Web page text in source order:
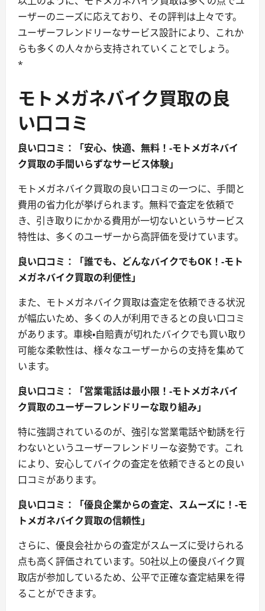
ーザーのニーズに応えており、その評判は上々です。
ユーザーフレンドリーなサービス設計により、これか
らも多くの人々から支持されていくことでしょう。
*
モトメガネバイク買取の良
い口コミ
良い口コミ：「安心、快適、無料！-モトメガネバイ
ク買取の手間いらずなサービス体験」
モトメガネバイク買取の良い口コミの一つに、手間と
費用の省力化が挙げられます。無料で査定を依頼で
き、引き取りにかかる費用が一切ないというサービス
特性は、多くのユーザーから高評価を受けています。
良い口コミ：「誰でも、どんなバイクでもOK！-モト
メガネバイク買取の利便性」
また、モトメガネバイク買取は査定を依頼できる状況
が幅広いため、多くの人が利用できるとの良い口コミ
があります。車検・自賠責が切れたバイクでも買い取り
可能な柔軟性は、様々なユーザーからの支持を集めて
います。
良い口コミ：「営業電話は最小限！-モトメガネバイ
ク買取のユーザーフレンドリーな取り組み」
特に強調されているのが、強引な営業電話や勧誘を行
わないというユーザーフレンドリーな姿勢です。これ
により、安心してバイクの査定を依頼できるとの良い
口コミがあります。
良い口コミ：「優良企業からの査定、スムーズに！-モ
トメガネバイク買取の信頼性」
さらに、優良会社からの査定がスムーズに受けられる
点も高く評価されています。50社以上の優良バイク買
取店が参加しているため、公平で正確な査定結果を得
ることができます。